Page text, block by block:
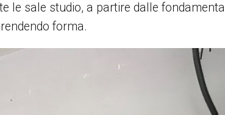
le sale studio, a partire dalle fondamenta
forma.